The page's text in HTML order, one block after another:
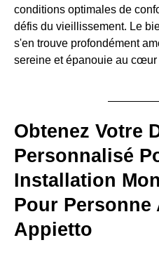
conditions optimales de
défis du vieillissement. Le
s'en trouve profondément
sereine et épanouie au cœur
Obtenez Votre
Personnalisé
Installation
Pour Personne
Appietto